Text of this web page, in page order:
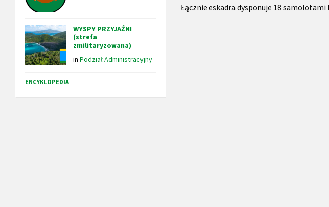
Łącznie eskadra dysponuje 18
WYSPY PRZYJAŹNI
(strefa
zmilitaryzowana)
in Podział Administracyjny
ENCYKLOPEDIA